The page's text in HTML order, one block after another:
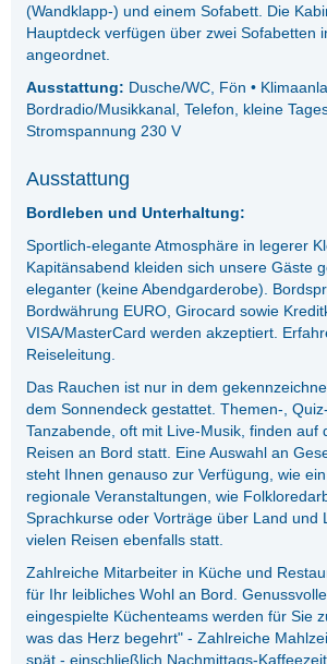
(Wandklapp-) und einem Sofabett. Die
Hauptdeck verfügen über zwei Sofabetten
angeordnet.
Ausstattung: Dusche/WC, Fön •
Bordradio/Musikkanal, Telefon, kleine
Stromspannung 230 V
Ausstattung
Bordleben und Unterhaltung:
Sportlich-elegante Atmosphäre in legerer
Kapitänsabend kleiden sich unsere Gäste
eleganter (keine Abendgarderobe).
Bordwährung EURO, Girocard sowie
VISA/MasterCard werden akzeptiert.
Reiseleitung.
Das Rauchen ist nur in dem
dem Sonnendeck gestattet. Themen-,
Tanzabende, oft mit Live-Musik, finden auf
Reisen an Bord statt. Eine Auswahl an
steht Ihnen genauso zur Verfügung, wie
regionale Veranstaltungen, wie
Sprachkurse oder Vorträge über Land und
vielen Reisen ebenfalls statt.
Zahlreiche Mitarbeiter in Küche und
für Ihr leibliches Wohl an Bord.
eingespielte Küchenteams werden für Sie
was das Herz begehrt" - Zahlreiche
spät - einschließlich Nachmittags-